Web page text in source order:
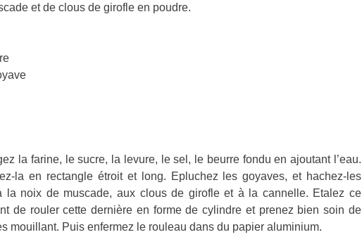
et de clous de girofle en poudre.
la farine, le sucre, la levure, le sel, le beurre fondu en ajoutant l’eau.
la en rectangle étroit et long. Epluchez les goyaves, et hachez-les
la noix de muscade, aux clous de girofle et à la cannelle. Etalez ce
de rouler cette dernière en forme de cylindre et prenez bien soin de
mouillant. Puis enfermez le rouleau dans du papier aluminium.